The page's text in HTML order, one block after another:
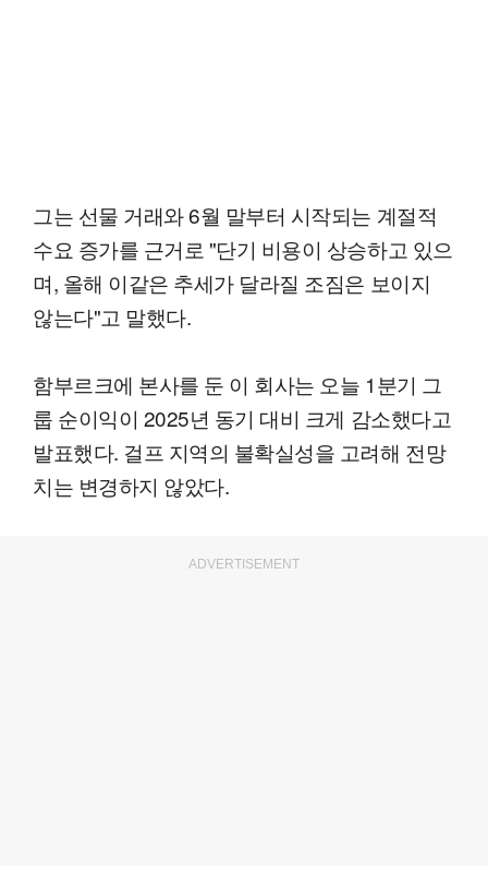
그는 선물 거래와 6월 말부터 시작되는 계절적
수요 증가를 근거로 "단기 비용이 상승하고 있으
며, 올해 이같은 추세가 달라질 조짐은 보이지
않는다"고 말했다.
함부르크에 본사를 둔 이 회사는 오늘 1분기 그
룹 순이익이 2025년 동기 대비 크게 감소했다고
발표했다. 걸프 지역의 불확실성을 고려해 전망
치는 변경하지 않았다.
ADVERTISEMENT